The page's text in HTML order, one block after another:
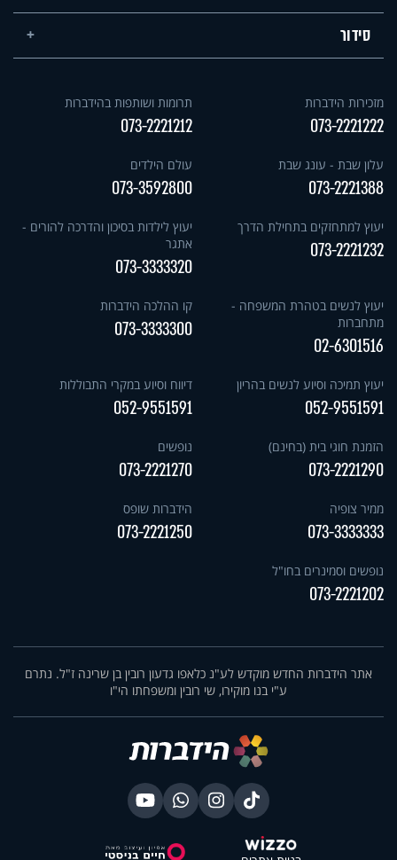
סידור
מזכירות הידברות
073-2221222
תרומות ושותפות בהידברות
073-2221212
עלון שבת - עונג שבת
073-2221388
עולם הילדים
073-3592800
יעוץ למתחזקים בתחילת הדרך
073-2221232
יעוץ לילדות בסיכון והדרכה להורים -
אתגר
073-3333320
יעוץ לנשים בטהרת המשפחה -
מתחברות
02-6301516
קו ההלכה הידברות
073-3333300
יעוץ תמיכה וסיוע לנשים בהריון
052-9551591
דיווח וסיוע במקרי התבוללות
052-9551591
הזמנת חוגי בית (בחינם)
073-2221290
נופשים
073-2221270
ממיר צופיה
073-3333333
הידברות שופס
073-2221250
נופשים וסמינרים בחו"ל
073-2221202
אתר הידברות החדש מוקדש לע"נ כלאפו גדעון רובין בן שרינה ז"ל. נתרם
ע"י בנו מוקירו, שי רובין ומשפחתו הי"ו